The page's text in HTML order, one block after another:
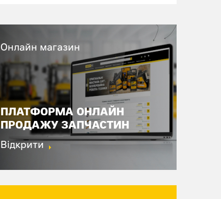
Онлайн магазин
ПЛАТФОРМА ОНЛАЙН
ПРОДАЖУ ЗАПЧАСТИН
Відкрити